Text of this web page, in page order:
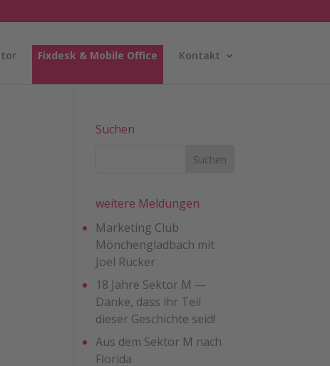
Fixdesk & Mobile Office Kontakt
Suchen
weitere Meldungen
Marketing Club
Mönchengladbach mit
Joel Rücker
18 Jahre Sektor M —
Danke, dass ihr Teil
dieser Geschichte seid!
Aus dem Sektor M nach
Florida